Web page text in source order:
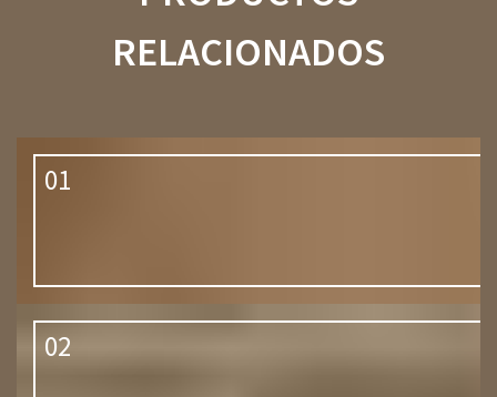
RELACIONADOS
01
02